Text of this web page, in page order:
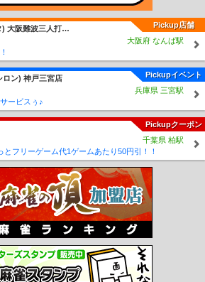
Pickup店舗
マーチャオ η(イータ) 大阪難波三人打ち店
大阪府 なんば駅
Pickupイベント
ロン) 神戸三宮店
兵庫県 三宮駅
ービスぅ♪
Pickupクーポン
千葉県 柏駅
フリーゲーム代1ゲームあたり50円引！！